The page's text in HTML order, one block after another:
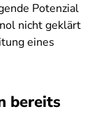
Potenzial
nicht geklärt
eines
bereits